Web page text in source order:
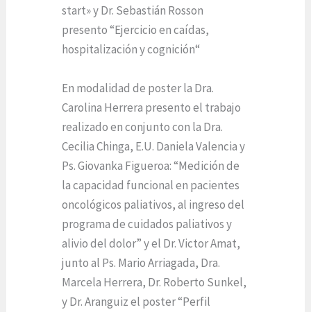
start» y Dr. Sebastián Rosson
presento “Ejercicio en caídas,
hospitalización y cognición“
En modalidad de poster la Dra.
Carolina Herrera presento el trabajo
realizado en conjunto con la Dra.
Cecilia Chinga, E.U. Daniela Valencia y
Ps. Giovanka Figueroa: “Medición de
la capacidad funcional en pacientes
oncológicos paliativos, al ingreso del
programa de cuidados paliativos y
alivio del dolor” y el Dr. Victor Amat,
junto al Ps. Mario Arriagada, Dra.
Marcela Herrera, Dr. Roberto Sunkel,
y Dr. Aranguiz el poster “Perfil